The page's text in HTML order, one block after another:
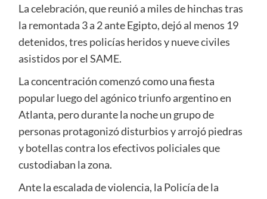
La celebración, que reunió a miles de hinchas tras
la remontada 3 a 2 ante Egipto, dejó al menos 19
detenidos, tres policías heridos y nueve civiles
asistidos por el SAME.
La concentración comenzó como una fiesta
popular luego del agónico triunfo argentino en
Atlanta, pero durante la noche un grupo de
personas protagonizó disturbios y arrojó piedras
y botellas contra los efectivos policiales que
custodiaban la zona.
Ante la escalada de violencia, la Policía de la